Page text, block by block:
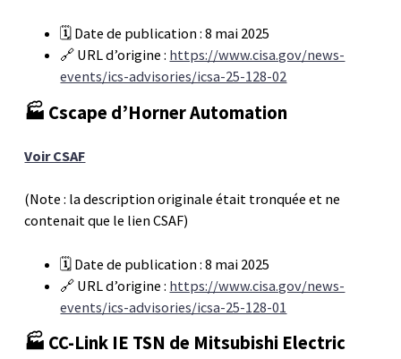
🗓️ Date de publication : 8 mai 2025
🔗 URL d’origine : https://www.cisa.gov/news-
events/ics-advisories/icsa-25-128-02
🏭 Cscape d’Horner Automation
Voir CSAF
(Note : la description originale était tronquée et ne
contenait que le lien CSAF)
🗓️ Date de publication : 8 mai 2025
🔗 URL d’origine : https://www.cisa.gov/news-
events/ics-advisories/icsa-25-128-01
🏭 CC-Link IE TSN de Mitsubishi Electric